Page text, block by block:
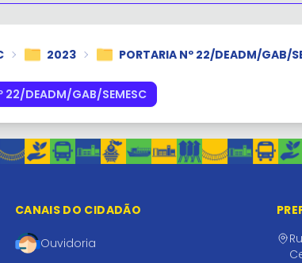
2023 PORTARIA Nº 22/DEADM/GAB/
22/DEADM/GAB/SEMESC
CANAIS DO CIDADÃO
Ouvidoria